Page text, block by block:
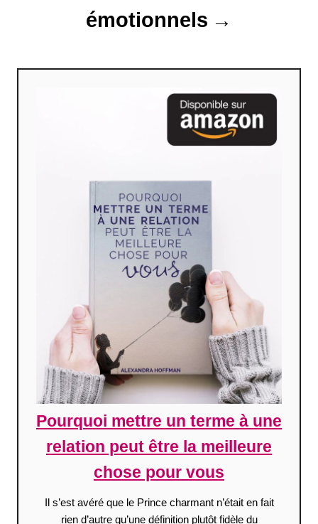
émotionnels
Pourquoi mettre un terme à une
relation peut être la meilleure
chose pour vous
Il s’est avéré que le Prince charmant n’était en fait
rien d’autre qu’une définition plutôt fidèle du